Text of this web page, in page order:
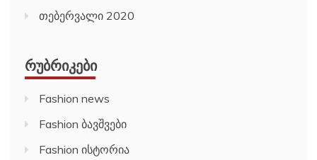
თებერვალი 2020
ᲠᲣᲑᲠᲘᲙᲔᲑᲘ
Fashion news
Fashion ბავშვები
Fashion ისტორია